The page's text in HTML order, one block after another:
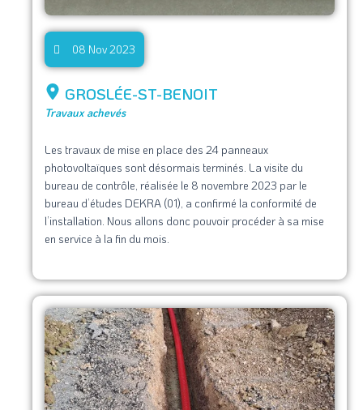
08 Nov 2023
GROSLÉE-ST-BENOIT
Travaux achevés
Les travaux de mise en place des 24 panneaux
photovoltaïques sont désormais terminés. La visite du
bureau de contrôle, réalisée le 8 novembre 2023 par le
bureau d’études DEKRA (01), a confirmé la conformité de
l’installation. Nous allons donc pouvoir procéder à sa mise
en service à la fin du mois.